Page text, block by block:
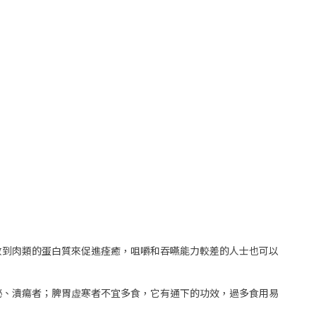
肉類的蛋白質來促進痊癒，咀嚼和吞嚥能力較差的人士也可以
潰瘍者；脾胃虚寒者不宜多食，它有通下的功效，過多食用易